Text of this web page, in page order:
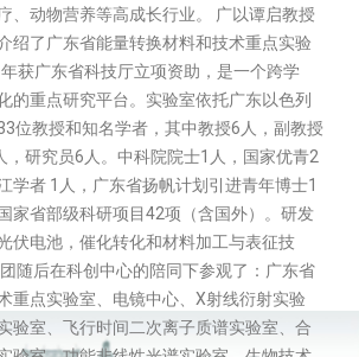
、动物营养等高成长行业。 广以谭启教授
绍了广东省能量转换材料和技术重点实验
获广东省科技厅立项资助，是一个跨学
的重点研究平台。实验室依托广东以色列
位教授和知名学者，其中教授6人，副教授
，研究员6人。中科院院士1人，国家优青2
学者 1人，广东省扬帆计划引进青年博士1
家省部级科研项目42项（含国外）。研发
伏电池，催化转化和材料加工与表征技
随后在科创中心的陪同下参观了：广东省
重点实验室、电镜中心、X射线衍射实验
验室、飞行时间二次离子质谱实验室、合